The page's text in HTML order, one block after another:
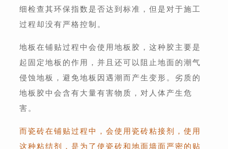
细检查其环保指数是否达到标准，但是对于施工
过程却没有严格控制。
地板在铺贴过程中会使用地板胶，这种胶主要是
起固定地板的作用，并且还可以阻止地面的潮气
侵蚀地板，避免地板因遇潮而产生变形。劣质的
地板胶中会含有大量有害物质，对人体产生危
害。
而瓷砖在铺贴过程中，会使用瓷砖粘接剂，使用
这种粘结剂，是为了使瓷砖和地面墙面严密的贴